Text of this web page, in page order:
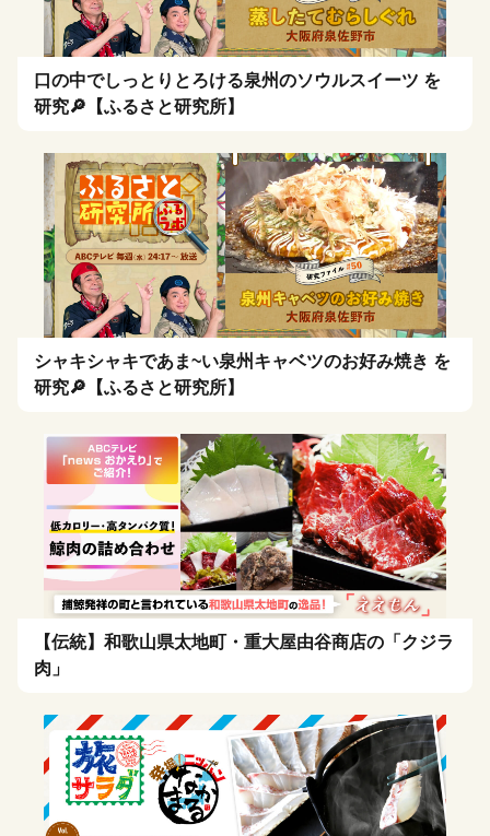
口の中でしっとりとろける泉州のソウルスイーツ を
研究🔎【ふるさと研究所】
シャキシャキであま~い泉州キャベツのお好み焼き を
研究🔎【ふるさと研究所】
【伝統】和歌山県太地町・重大屋由谷商店の「クジラ
肉」